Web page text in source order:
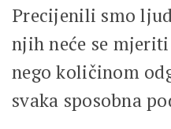
Precijenili smo
njih neće se
nego količinom
svaka sposobna